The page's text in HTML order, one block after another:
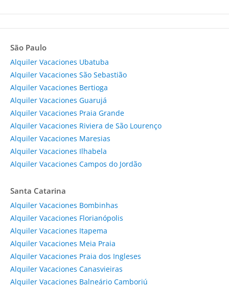
São Paulo
Alquiler Vacaciones Ubatuba
Alquiler Vacaciones São Sebastião
Alquiler Vacaciones Bertioga
Alquiler Vacaciones Guarujá
Alquiler Vacaciones Praia Grande
Alquiler Vacaciones Riviera de São Lourenço
Alquiler Vacaciones Maresias
Alquiler Vacaciones Ilhabela
Alquiler Vacaciones Campos do Jordão
Santa Catarina
Alquiler Vacaciones Bombinhas
Alquiler Vacaciones Florianópolis
Alquiler Vacaciones Itapema
Alquiler Vacaciones Meia Praia
Alquiler Vacaciones Praia dos Ingleses
Alquiler Vacaciones Canasvieiras
Alquiler Vacaciones Balneário Camboriú